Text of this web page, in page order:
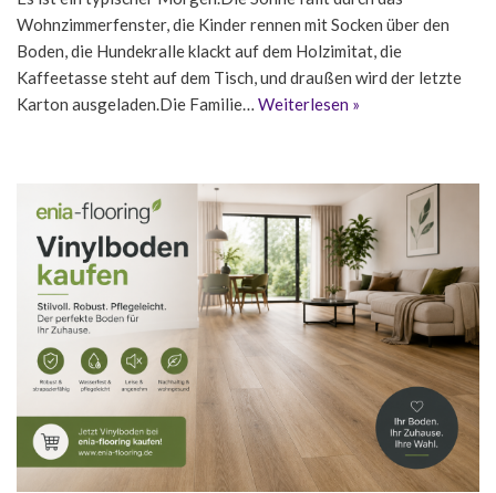
Wohnzimmerfenster, die Kinder rennen mit Socken über den
Boden, die Hundekralle klackt auf dem Holzimitat, die
Kaffeetasse steht auf dem Tisch, und draußen wird der letzte
Karton ausgeladen.Die Familie… Weiterlesen »